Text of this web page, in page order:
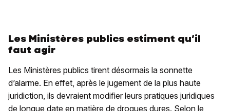
Les Ministères publics estiment qu’il
faut agir
Les Ministères publics tirent désormais la sonnette
d’alarme. En effet, après le jugement de la plus haute
juridiction, ils devraient modifier leurs pratiques juridiques
de longue date en matière de drogues dures. Selon le